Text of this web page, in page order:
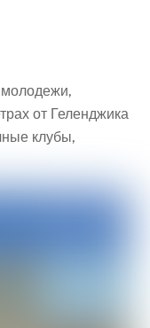
от Геленджика
клубы,